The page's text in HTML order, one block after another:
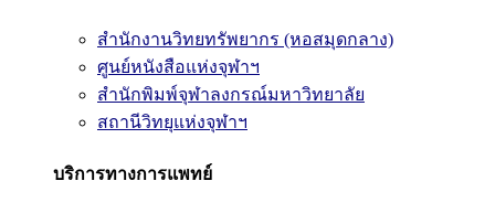
สำนักงานวิทยทรัพยากร (หอสมุดกลาง)
ศูนย์หนังสือแห่งจุฬาฯ
สำนักพิมพ์จุฬาลงกรณ์มหาวิทยาลัย
สถานีวิทยุแห่งจุฬาฯ
บริการทางการแพทย์